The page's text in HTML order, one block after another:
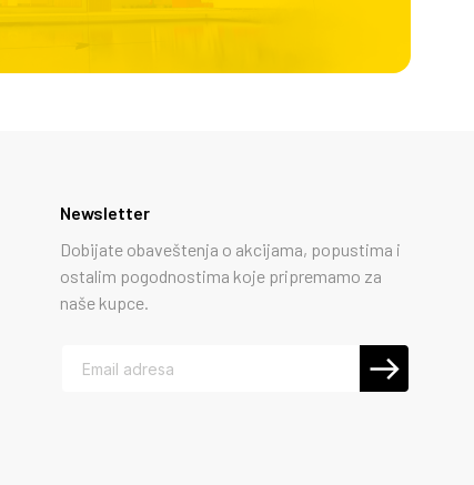
Newsletter
Dobijate obaveštenja o akcijama, popustima i
ostalim pogodnostima koje pripremamo za
naše kupce.